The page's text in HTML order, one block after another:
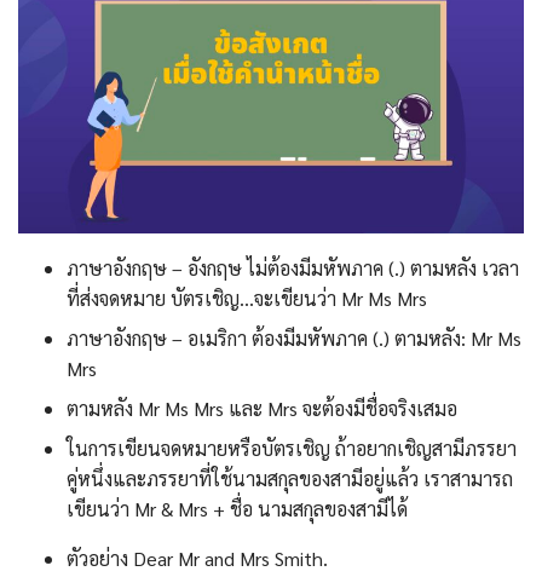
ภาษาอังกฤษ – อังกฤษ ไม่ต้องมีมหัพภาค (.) ตามหลัง เวลา
ที่ส่งจดหมาย บัตรเชิญ…จะเขียนว่า Mr Ms Mrs
ภาษาอังกฤษ – อเมริกา ต้องมีมหัพภาค (.) ตามหลัง: Mr Ms
Mrs
ตามหลัง Mr Ms Mrs และ Mrs จะต้องมีชื่อจริงเสมอ
ในการเขียนจดหมายหรือบัตรเชิญ ถ้าอยากเชิญสามีภรรยา
คู่หนึ่งและภรรยาที่ใช้นามสกุลของสามีอยู่แล้ว เราสามารถ
เขียนว่า Mr & Mrs + ชื่อ นามสกุลของสามีได้
ตัวอย่าง Dear Mr and Mrs Smith.